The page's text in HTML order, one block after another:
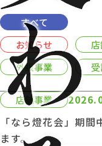
すべて
お知らせ
外販事業
店舗事業
「なら燈花会」期
ます。